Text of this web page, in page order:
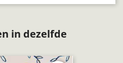
in dezelfde